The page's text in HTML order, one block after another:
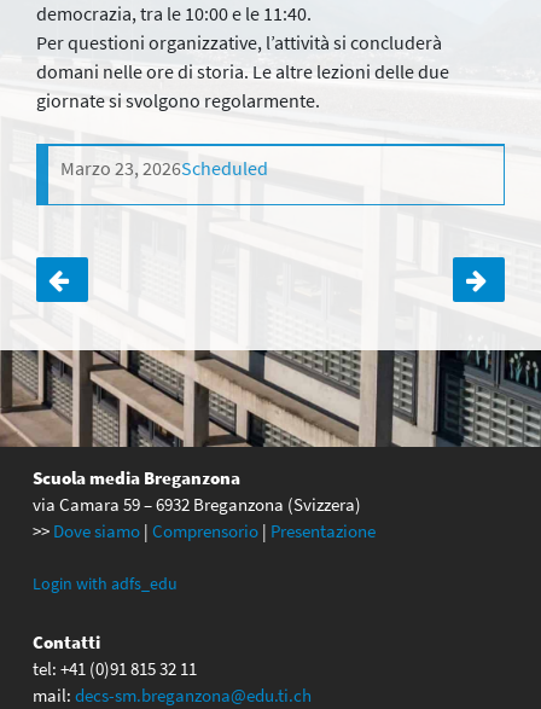
democrazia, tra le 10:00 e le 11:40.
Per questioni organizzative, l’attività si concluderà
domani nelle ore di storia. Le altre lezioni delle due
giornate si svolgono regolarmente.
Marzo 23, 2026Scheduled
Navigazione
articoli
Scuola media Breganzona
via Camara 59 – 6932 Breganzona (Svizzera)
>> Dove siamo | Comprensorio | Presentazione
Login with adfs_edu
Contatti
tel: +41 (0)91 815 32 11
mail: decs-sm.breganzona@edu.ti.ch